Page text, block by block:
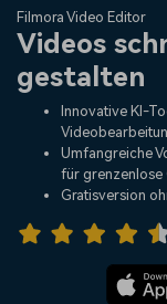
Dienstprogramme
Business
Überblick
Lösungen
Über uns
Presseraum
Support
Produkte
Plattformen
Funktionen
Assets
KI
Video/Foto
Audio
Lösungen
Video-Lösungen
Ressourcen
Video-Prompts
Über 100 heiße
Hilfe-Center
Erste Schritte
Filmora Video Editor
Videos
gestalten
Innovative KI-
Umfangreiche
für grenzenlose
Gratisversion